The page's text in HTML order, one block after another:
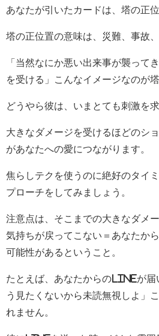
あなたが引いたカードは、塔の正位
塔の正位置の意味は、災難、事故
「当然なにか悪い出来事が襲って
を受ける」こんなイメージなのが
どうやら彼は、いまとても刺激を
大きなダメージを受けるほどのシ
があなたへの愛につながります。
焦らしテクを使うのに絶好のタイ
プローチをしてみましょう。
注意点は、そこまでの大きなダメ
気持ちが戻ってこない＝あなたか
可能性があるということ。
たとえば、あなたからのLINEが
う見たくないから未読無視しよ」
れません。